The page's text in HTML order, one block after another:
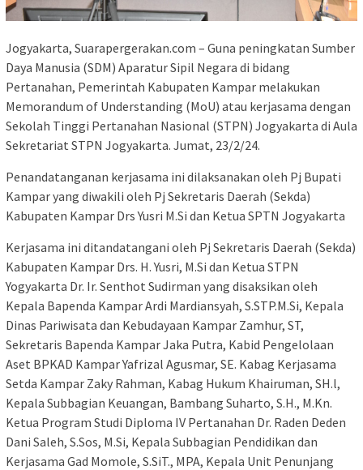
Jogyakarta, Suarapergerakan.com – Guna peningkatan Sumber
Daya Manusia (SDM) Aparatur Sipil Negara di bidang
Pertanahan, Pemerintah Kabupaten Kampar melakukan
Memorandum of Understanding (MoU) atau kerjasama dengan
Sekolah Tinggi Pertanahan Nasional (STPN) Jogyakarta di Aula
Sekretariat STPN Jogyakarta. Jumat, 23/2/24.
Penandatanganan kerjasama ini dilaksanakan oleh Pj Bupati
Kampar yang diwakili oleh Pj Sekretaris Daerah (Sekda)
Kabupaten Kampar Drs Yusri M.Si dan Ketua SPTN Jogyakarta
Kerjasama ini ditandatangani oleh Pj Sekretaris Daerah (Sekda)
Kabupaten Kampar Drs. H. Yusri, M.Si dan Ketua STPN
Yogyakarta Dr. Ir. Senthot Sudirman yang disaksikan oleh
Kepala Bapenda Kampar Ardi Mardiansyah, S.STP.M.Si, Kepala
Dinas Pariwisata dan Kebudayaan Kampar Zamhur, ST,
Sekretaris Bapenda Kampar Jaka Putra, Kabid Pengelolaan
Aset BPKAD Kampar Yafrizal Agusmar, SE. Kabag Kerjasama
Setda Kampar Zaky Rahman, Kabag Hukum Khairuman, SH.l,
Kepala Subbagian Keuangan, Bambang Suharto, S.H., M.Kn.
Ketua Program Studi Diploma IV Pertanahan Dr. Raden Deden
Dani Saleh, S.Sos, M.Si, Kepala Subbagian Pendidikan dan
Kerjasama Gad Momole, S.SiT., MPA, Kepala Unit Penunjang